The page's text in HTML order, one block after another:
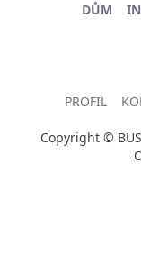
DŮM
PROFIL
Copyright ©